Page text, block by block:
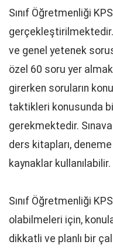
Sınıf Öğretmenliği
ve genel yetenek
özel 60 soru yer
girerken soruların
taktikleri konusunda
gerekmektedir. Sınava
ders kitapları,
kaynaklar kullanılabilir.
Sınıf Öğretmenliği
olabilmeleri için,
dikkatli ve planlı bir